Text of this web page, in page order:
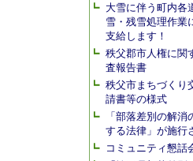
大雪に伴う町内各
雪・残雪処理作業
支給します！
秩父郡市人権に関
査報告書
秩父市まちづくり
請書等の様式
「部落差別の解消
する法律」が施行
コミュニティ懇話